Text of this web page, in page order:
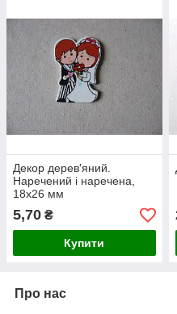
Декор дерев'яний.
Наречений і наречена,
18х26 мм
5,70 ₴
Купити
Про нас